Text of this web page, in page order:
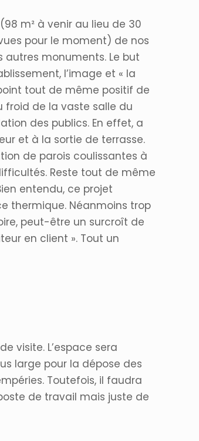
m² à venir au lieu de 30
pour le moment) de nos
monuments. Le but
l’image et « la
tout de même positif de
froid de la vaste salle du
des publics. En effet, a
et à la sortie de terrasse.
de parois coulissantes à
Reste tout de même
entendu, ce projet
thermique. Néanmoins trop
peut-être un surcroît de
en client ». Tout un
visite. L’espace sera
large pour la dépose des
Toutefois, il faudra
de travail mais juste de